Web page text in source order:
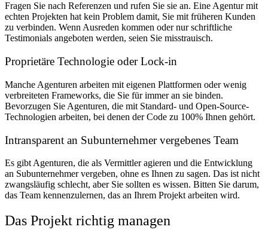
Fragen Sie nach Referenzen und rufen Sie sie an. Eine Agentur mit
echten Projekten hat kein Problem damit, Sie mit früheren Kunden
zu verbinden. Wenn Ausreden kommen oder nur schriftliche
Testimonials angeboten werden, seien Sie misstrauisch.
Proprietäre Technologie oder Lock-in
Manche Agenturen arbeiten mit eigenen Plattformen oder wenig
verbreiteten Frameworks, die Sie für immer an sie binden.
Bevorzugen Sie Agenturen, die mit Standard- und Open-Source-
Technologien arbeiten, bei denen der Code zu 100% Ihnen gehört.
Intransparent an Subunternehmer vergebenes Team
Es gibt Agenturen, die als Vermittler agieren und die Entwicklung
an Subunternehmer vergeben, ohne es Ihnen zu sagen. Das ist nicht
zwangsläufig schlecht, aber Sie sollten es wissen. Bitten Sie darum,
das Team kennenzulernen, das an Ihrem Projekt arbeiten wird.
Das Projekt richtig managen